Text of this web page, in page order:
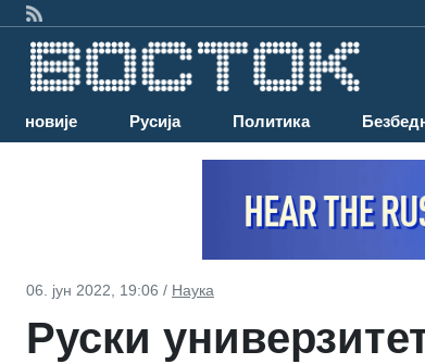
Најновије Русија Политика
06. јун 2022, 19:06 / Наука
Руски